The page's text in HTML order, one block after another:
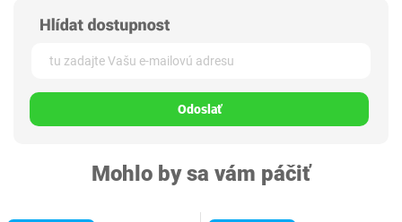
Odoslať
Mohlo by sa vám páčiť